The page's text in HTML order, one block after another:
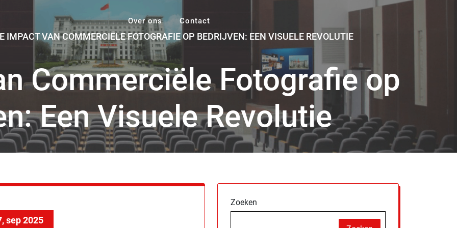
Over ons Contact
IMPACT VAN COMMERCIËLE FOTOGRAFIE OP BEDRIJVEN: EEN VISUELE REVOLUTIE
Commerciële Fotografie op
Een Visuele Revolutie
sep 2025
Zoeken